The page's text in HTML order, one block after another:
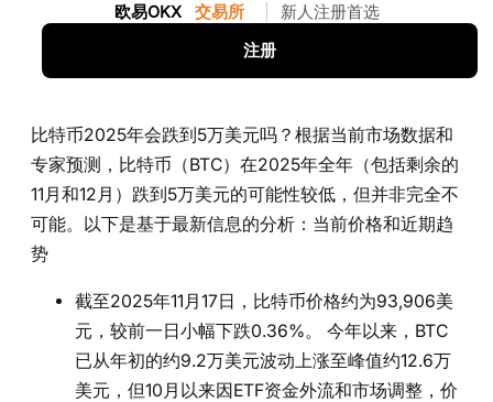
欧易OKX 交易所 新人注册首选
注册
比特币2025年会跌到5万美元吗？根据当前市场数据和
专家预测，比特币（BTC）在2025年全年（包括剩余的
11月和12月）跌到5万美元的可能性较低，但并非完全不
可能。以下是基于最新信息的分析：当前价格和近期趋
势
截至2025年11月17日，比特币价格约为93,906美
元，较前一日小幅下跌0.36%。 今年以来，BTC
已从年初的约9.2万美元波动上涨至峰值约12.6万
美元，但10月以来因ETF资金外流和市场调整，价